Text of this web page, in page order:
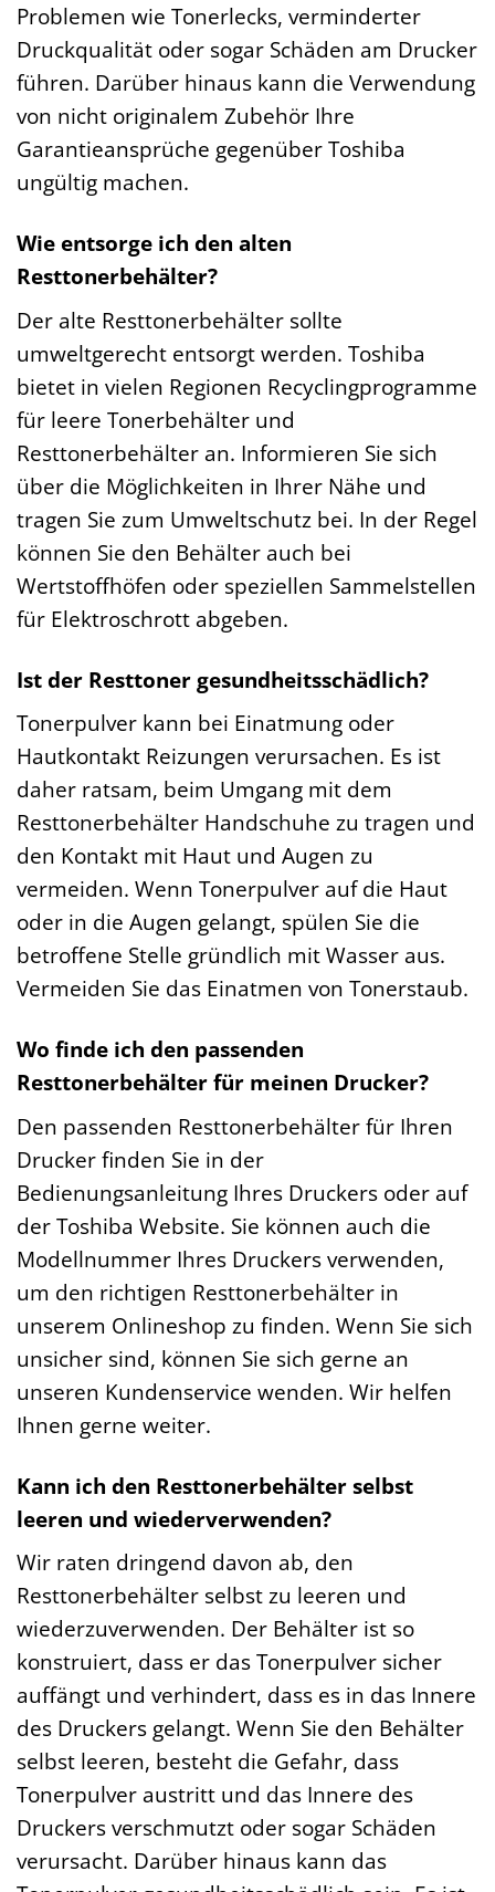
Problemen wie Tonerlecks, verminderter
Druckqualität oder sogar Schäden am Drucker
führen. Darüber hinaus kann die Verwendung
von nicht originalem Zubehör Ihre
Garantieansprüche gegenüber Toshiba
ungültig machen.
Wie entsorge ich den alten
Resttonerbehälter?
Der alte Resttonerbehälter sollte
umweltgerecht entsorgt werden. Toshiba
bietet in vielen Regionen Recyclingprogramme
für leere Tonerbehälter und
Resttonerbehälter an. Informieren Sie sich
über die Möglichkeiten in Ihrer Nähe und
tragen Sie zum Umweltschutz bei. In der Regel
können Sie den Behälter auch bei
Wertstoffhöfen oder speziellen Sammelstellen
für Elektroschrott abgeben.
Ist der Resttoner gesundheitsschädlich?
Tonerpulver kann bei Einatmung oder
Hautkontakt Reizungen verursachen. Es ist
daher ratsam, beim Umgang mit dem
Resttonerbehälter Handschuhe zu tragen und
den Kontakt mit Haut und Augen zu
vermeiden. Wenn Tonerpulver auf die Haut
oder in die Augen gelangt, spülen Sie die
betroffene Stelle gründlich mit Wasser aus.
Vermeiden Sie das Einatmen von Tonerstaub.
Wo finde ich den passenden
Resttonerbehälter für meinen Drucker?
Den passenden Resttonerbehälter für Ihren
Drucker finden Sie in der
Bedienungsanleitung Ihres Druckers oder auf
der Toshiba Website. Sie können auch die
Modellnummer Ihres Druckers verwenden,
um den richtigen Resttonerbehälter in
unserem Onlineshop zu finden. Wenn Sie sich
unsicher sind, können Sie sich gerne an
unseren Kundenservice wenden. Wir helfen
Ihnen gerne weiter.
Kann ich den Resttonerbehälter selbst
leeren und wiederverwenden?
Wir raten dringend davon ab, den
Resttonerbehälter selbst zu leeren und
wiederzuverwenden. Der Behälter ist so
konstruiert, dass er das Tonerpulver sicher
auffängt und verhindert, dass es in das Innere
des Druckers gelangt. Wenn Sie den Behälter
selbst leeren, besteht die Gefahr, dass
Tonerpulver austritt und das Innere des
Druckers verschmutzt oder sogar Schäden
verursacht. Darüber hinaus kann das